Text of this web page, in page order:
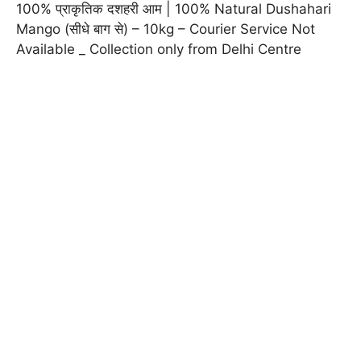
100% प्राकृतिक दशहरी आम | 100% Natural Dushahari
Mango (सीधे बाग से) – 10kg – Courier Service Not
Available _ Collection only from Delhi Centre